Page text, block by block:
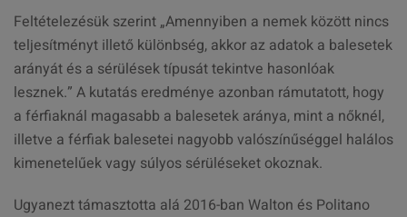
Feltételezésük szerint „Amennyiben a nemek között nincs
teljesítményt illető különbség, akkor az adatok a balesetek
arányát és a sérülések típusát tekintve hasonlóak
lesznek.” A kutatás eredménye azonban rámutatott, hogy
a férfiaknál magasabb a balesetek aránya, mint a nőknél,
illetve a férfiak balesetei nagyobb valószínűséggel halálos
kimenetelűek vagy súlyos sérüléseket okoznak.
Ugyanezt támasztotta alá 2016-ban Walton és Politano